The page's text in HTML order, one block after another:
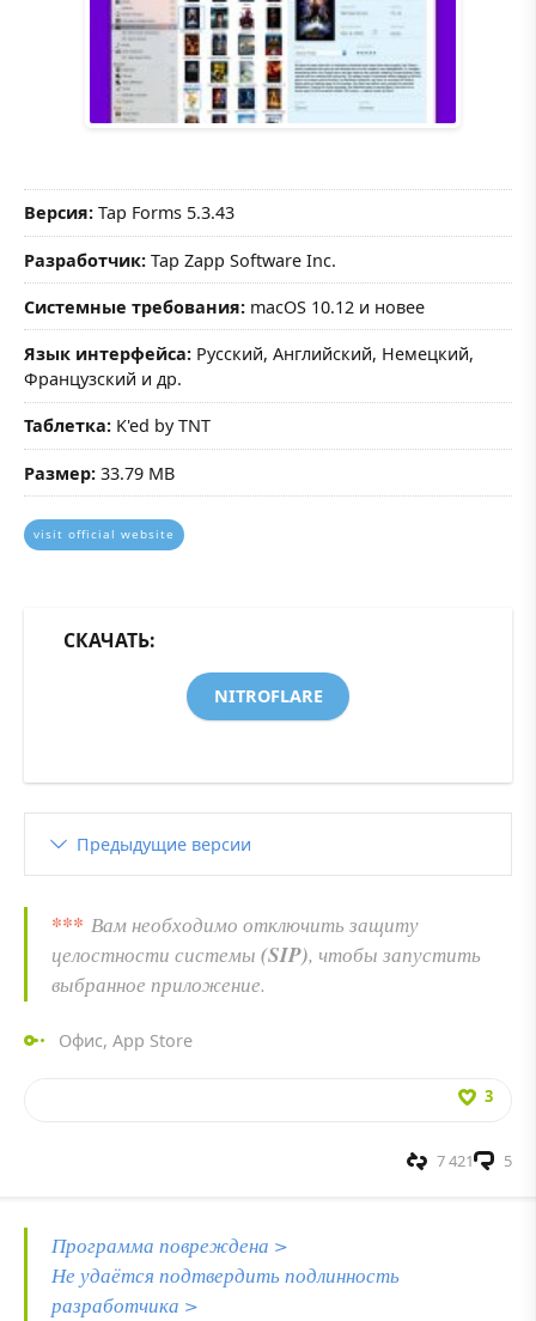
Версия: Tap Forms 5.3.43
Разработчик: Tap Zapp Software Inc.
Системные требования: macOS 10.12 и новее
Язык интерфейса: Русский, Английский, Немецкий,
Французский и др.
Таблетка: K'ed by TNT
Размер: 33.79 MB
visit official website
СКАЧАТЬ:
NITROFLARE
Предыдущие версии
*** Вам необходимо отключить защиту
целостности системы (SIP), чтобы запустить
выбранное приложение.
Офис, App Store
3
5
7 421
Программа повреждена >
Не удаётся подтвердить подлинность
разработчика >